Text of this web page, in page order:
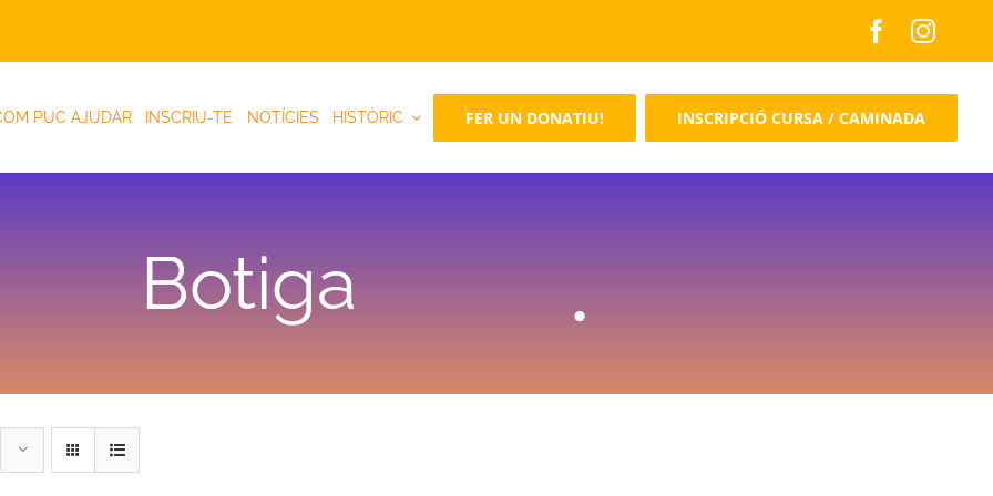
PUC AJUDAR INSCRIU-TE NOTÍCIES HISTÒRIC FER UN DONATIU! INSCRIPCIÓ CURSA / CAMINADA
Botiga